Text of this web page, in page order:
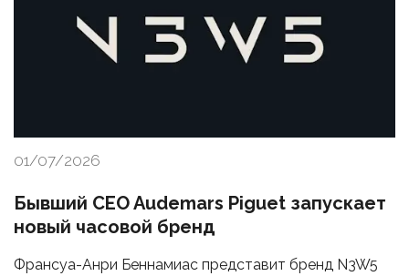
01/07/2026
Бывший CEO Audemars Piguet запускает
новый часовой бренд
Франсуа-Анри Беннамиас представит бренд N3W5